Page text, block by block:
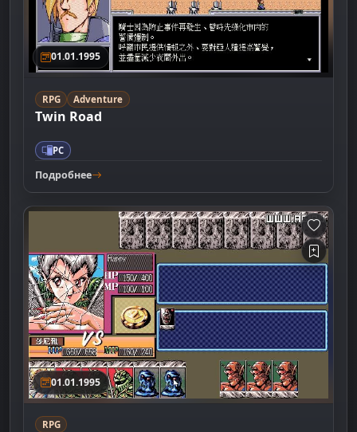
01.01.1995
RPG Adventure
Twin Road
PC
Подробнее
01.01.1995
RPG